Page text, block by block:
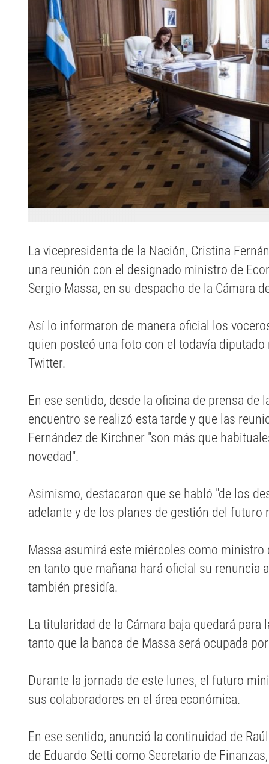
La vicepresidenta de la Nación, Cristina
una reunión con el designado ministro de
Sergio Massa, en su despacho de la Cámara
Así lo informaron de manera oficial los
quien posteó una foto con el todavía
Twitter.
En ese sentido, desde la oficina de prensa de
encuentro se realizó esta tarde y que las
Fernández de Kirchner "son más que
novedad".
Asimismo, destacaron que se habló "de los
adelante y de los planes de gestión del futuro
Massa asumirá este miércoles como ministro
en tanto que mañana hará oficial su renuncia
también presidía.
La titularidad de la Cámara baja quedará para
tanto que la banca de Massa será ocupada
Durante la jornada de este lunes, el futuro
sus colaboradores en el área económica.
En ese sentido, anunció la continuidad de
de Eduardo Setti como Secretario de